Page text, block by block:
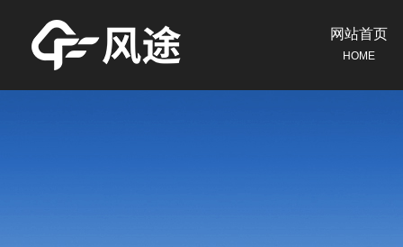
网站首页
HOME